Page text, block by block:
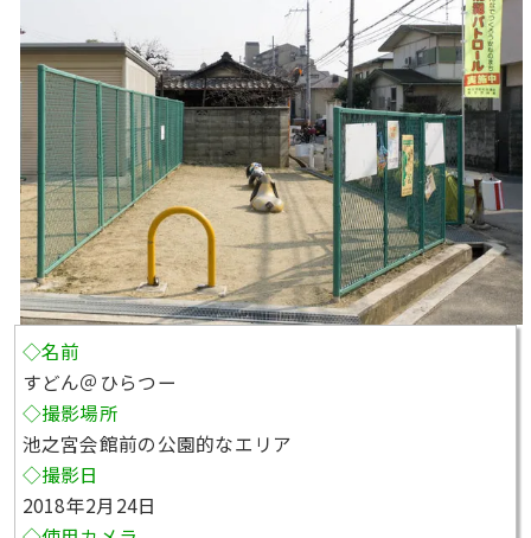
◇名前
すどん＠ひらつー
◇撮影場所
池之宮会館前の公園的なエリア
◇撮影日
2018年2月24日